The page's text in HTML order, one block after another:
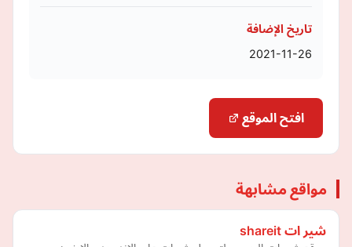
تاريخ الإضافة
2021-11-26
افتح الموقع
مواقع مشابهة
شير ات shareit